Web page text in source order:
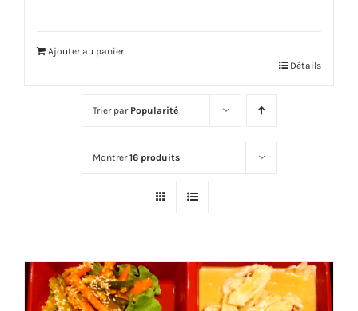
Ajouter au panier
Détails
Trier par Popularité
Montrer16 produits